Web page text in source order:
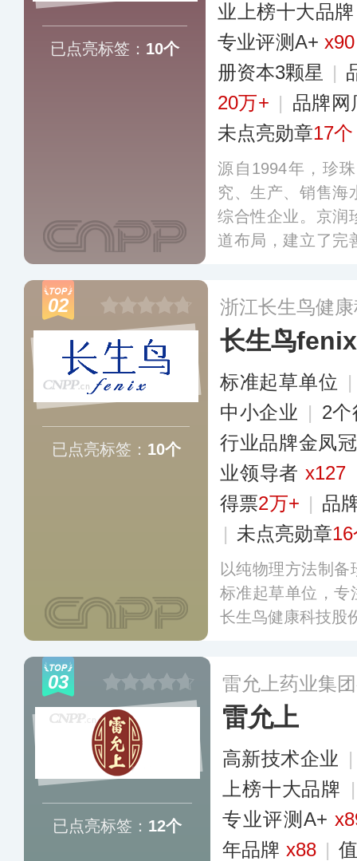
已点亮标签： 10个
业上榜十大品牌
专业评测A+ x90
册资本3颗星 |
20万+ | 品牌网
未点亮勋章17个
源自1994年，珍
究、生产、销售海
综合性企业。京润
道布局，建立了完
专卖店、日化连锁
多
02
已点亮标签： 10个
浙江长生鸟健
长生鸟fenix
标准起草单位
中小企业 | 2
行业品牌金凤冠
业领导者x127
得票2万+ | 品
| 未点亮勋章
以纯物理方法制
标准起草单位，专
长生鸟健康科技股
03
已点亮标签： 12个
雷允上药业集
雷允上
高新技术企业
上榜十大品牌
专业评测A+
年品牌 x88 |